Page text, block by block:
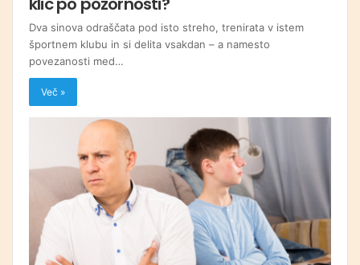
Dva sinova odraščata pod isto streho, trenirata v istem
športnem klubu in si delita vsakdan – a namesto
povezanosti med…
Več »